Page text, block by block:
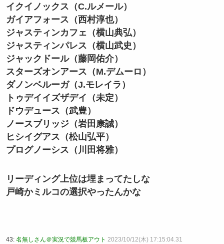
イクイノックス（C.ルメール）
ガイアフォース（西村淳也）
ジャスティンカフェ（横山典弘）
ジャスティンパレス（横山武史）
ジャックドール（藤岡佑介）
スターズオンアース（M.デムーロ）
ダノンベルーガ（J.モレイラ）
トゥデイイズザデイ（未定）
ドウデュース（武豊）
ノースブリッジ（岩田康誠）
ヒシイグアス（松山弘平）
プログノーシス（川田将雅）
リーディング上位は埋まってたしな
戸崎かミルコの選択やったんかな
43: 名無しさん＠実況で競馬板アウト 2023/10/12(木) 17:15:04.31